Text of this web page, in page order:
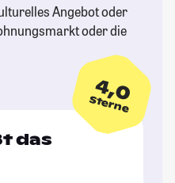
Angebot oder
oder die
4,0
Sterne
das